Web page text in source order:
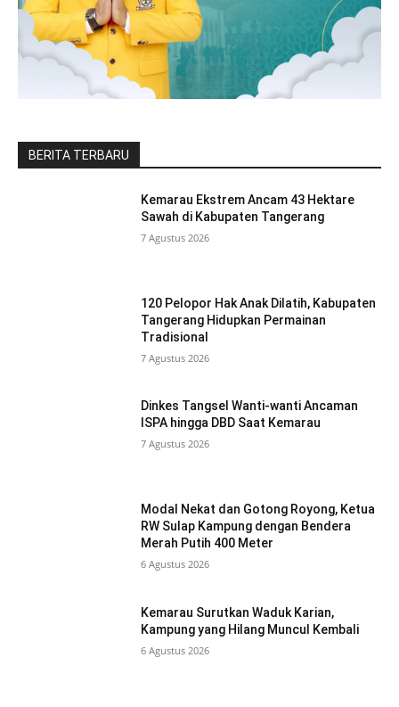
BERITA TERBARU
Kemarau Ekstrem Ancam 43 Hektare
Sawah di Kabupaten Tangerang
7 Agustus 2026
120 Pelopor Hak Anak Dilatih, Kabupaten
Tangerang Hidupkan Permainan
Tradisional
7 Agustus 2026
Dinkes Tangsel Wanti-wanti Ancaman
ISPA hingga DBD Saat Kemarau
7 Agustus 2026
Modal Nekat dan Gotong Royong, Ketua
RW Sulap Kampung dengan Bendera
Merah Putih 400 Meter
6 Agustus 2026
Kemarau Surutkan Waduk Karian,
Kampung yang Hilang Muncul Kembali
6 Agustus 2026